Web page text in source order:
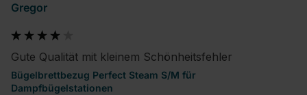
Gregor
Gute Qualität mit kleinem Schönheitsfehler
Bügelbrettbezug Perfect Steam S/M für
Dampfbügelstationen